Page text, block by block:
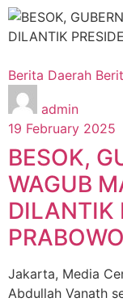
Berita Daerah
admin
19 February 2025
BESOK,
WAGUB
DILANTIK
Jakarta, Media
Abdullah Vanath